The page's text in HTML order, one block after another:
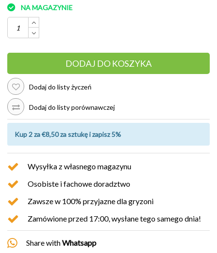
NA MAGAZYNIE
DODAJ DO KOSZYKA
Dodaj do listy życzeń
Dodaj do listy porównawczej
Kup 2 za €8,50 za sztukę i zapisz 5%
Wysyłka z własnego magazynu
Osobiste i fachowe doradztwo
Zawsze w 100% przyjazne dla gryzoni
Zamówione przed 17:00, wysłane tego samego dnia!
Share withWhatsapp